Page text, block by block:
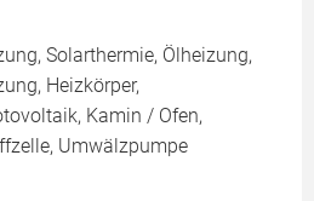
Solarthermie, Ölheizung,
Heizkörper,
Kamin / Ofen,
Umwälzpumpe